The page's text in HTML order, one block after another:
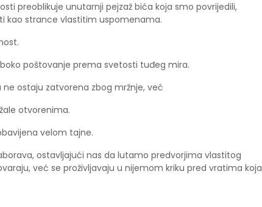
preoblikuje unutarnji pejzaž bića koja smo povrijedili,
kao strance vlastitim uspomenama.
poštovanje prema svetosti tuđeg mira.
ostaju zatvorena zbog mržnje, već
otvorenima.
velom tajne.
ostavljajući nas da lutamo predvorjima vlastitog
već se proživljavaju u nijemom kriku pred vratima koja